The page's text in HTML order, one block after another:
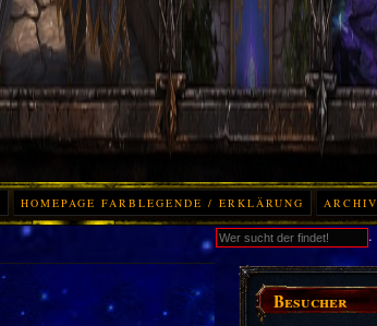
HOMEPAGE FARBLEGENDE / ERKLÄRUNG ARCHIV
.
Besucher